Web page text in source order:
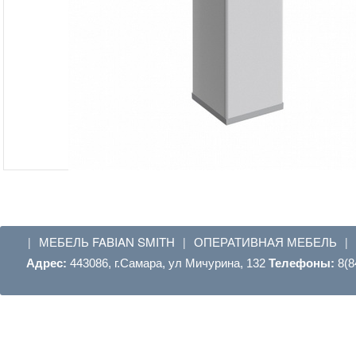
| МЕБЕЛЬ FABIAN SMITH | ОПЕРАТИВНАЯ МЕБЕЛЬ |
Адрес: 443086, г.Самара, ул Мичурина, 132 Телефоны: